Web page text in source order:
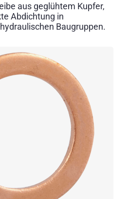
aus geglühtem Kupfer,
Abdichtung in
Baugruppen.